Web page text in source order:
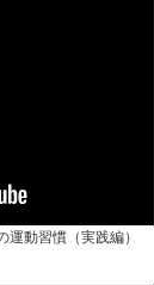
運動習慣（実践編）